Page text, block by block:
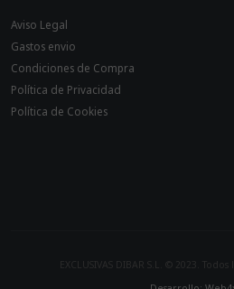
Aviso Legal
Gastos envio
Condiciones de Compra
Política de Privacidad
Política de Cookies
EXCLUSIVAS DIBAR S.L. © 2023.